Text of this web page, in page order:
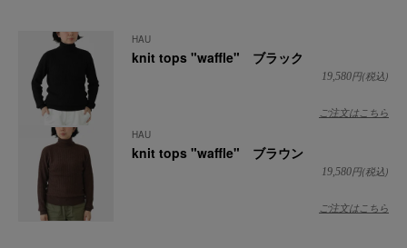
HAU
knit tops "waffle" ブラック
19,580円(税込)
ご注文はこちら
HAU
knit tops "waffle" ブラウン
19,580円(税込)
ご注文はこちら